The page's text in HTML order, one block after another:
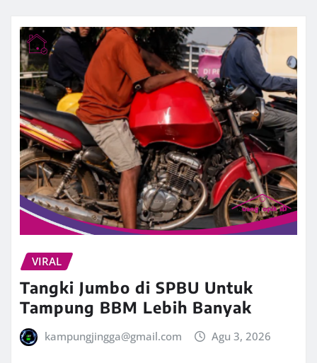
VIRAL
Tangki Jumbo di SPBU Untuk
Tampung BBM Lebih Banyak
kampungjingga@gmail.com Agu 3, 2026